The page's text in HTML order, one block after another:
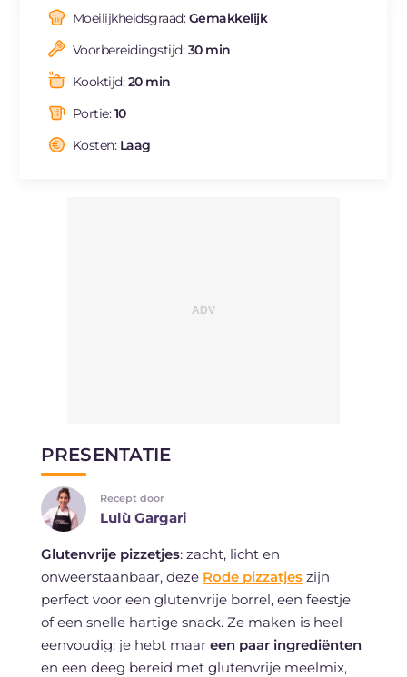
FR
ES
BR
Moeilijkheidsgraad:Gemakkelijk
Voorbereidingstijd:30 min
Kooktijd:20 min
Portie:10
Kosten: Laag
PRESENTATIE
Recept door
Lulù Gargari
Glutenvrije pizzetjes: zacht, licht en
onweerstaanbaar, deze Rode pizzatjeszijn
perfect voor een glutenvrije borrel, een feestje
of een snelle hartige snack. Ze maken is heel
eenvoudig: je hebt maar een paar ingrediënten
en een deeg bereid met glutenvrije meelmix,